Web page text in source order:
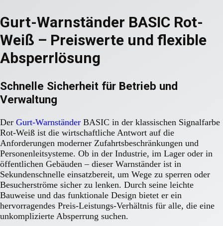
Gurt-Warnständer BASIC Rot-
Weiß – Preiswerte und flexible
Absperrlösung
Schnelle Sicherheit für Betrieb und
Verwaltung
Der Gurt-Warnständer BASIC in der klassischen Signalfarbe
Rot-Weiß ist die wirtschaftliche Antwort auf die
Anforderungen moderner Zufahrtsbeschränkungen und
Personenleitsysteme. Ob in der Industrie, im Lager oder in
öffentlichen Gebäuden – dieser Warnständer ist in
Sekundenschnelle einsatzbereit, um Wege zu sperren oder
Besucherströme sicher zu lenken. Durch seine leichte
Bauweise und das funktionale Design bietet er ein
hervorragendes Preis-Leistungs-Verhältnis für alle, die eine
unkomplizierte Absperrung suchen.